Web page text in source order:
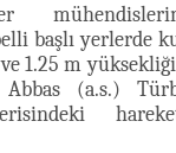
başlı yerlerde
1.25 m
(a.s.)